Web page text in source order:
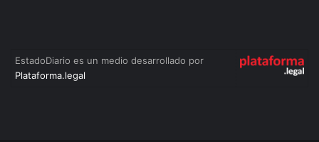
EstadoDiario es un medio desarrollado por
Plataforma.legal